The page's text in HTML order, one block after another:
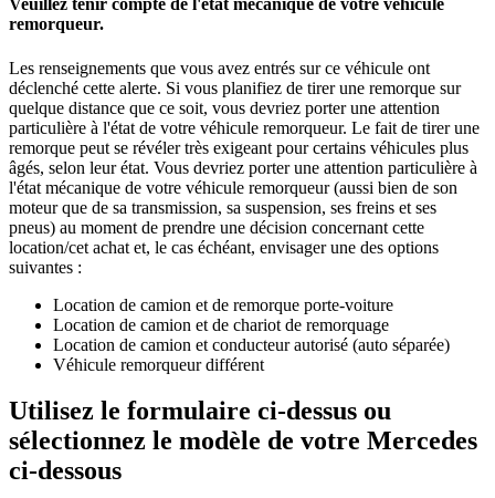
Veuillez tenir compte de l'état mécanique de votre véhicule
remorqueur.
Les renseignements que vous avez entrés sur ce véhicule ont
déclenché cette alerte. Si vous planifiez de tirer une remorque sur
quelque distance que ce soit, vous devriez porter une attention
particulière à l'état de votre véhicule remorqueur. Le fait de tirer une
remorque peut se révéler très exigeant pour certains véhicules plus
âgés, selon leur état. Vous devriez porter une attention particulière à
l'état mécanique de votre véhicule remorqueur (aussi bien de son
moteur que de sa transmission, sa suspension, ses freins et ses
pneus) au moment de prendre une décision concernant cette
location/cet achat et, le cas échéant, envisager une des options
suivantes :
Location de camion et de remorque porte-voiture
Location de camion et de chariot de remorquage
Location de camion et conducteur autorisé (auto séparée)
Véhicule remorqueur différent
Utilisez le formulaire ci-dessus ou
sélectionnez le modèle de votre Mercedes
ci-dessous